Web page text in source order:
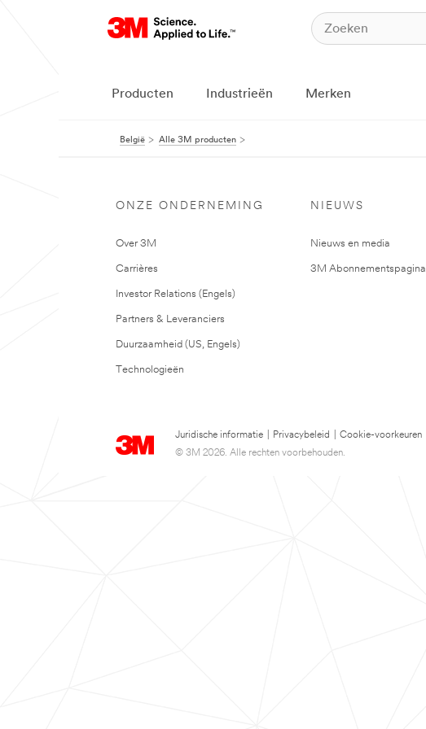
Producten Industrieën Merken
België Alle 3M producten
ONZE ONDERNEMING
Over 3M
Carrières
Investor Relations (Engels)
Partners & Leveranciers
Duurzaamheid (US, Engels)
Technologieën
NIEUWS
Nieuws en media
3M Abonnementspagina
Juridische informatie Privacybeleid
Cookie-voorkeuren
© 3M 2026. Alle rechten voorbehouden.